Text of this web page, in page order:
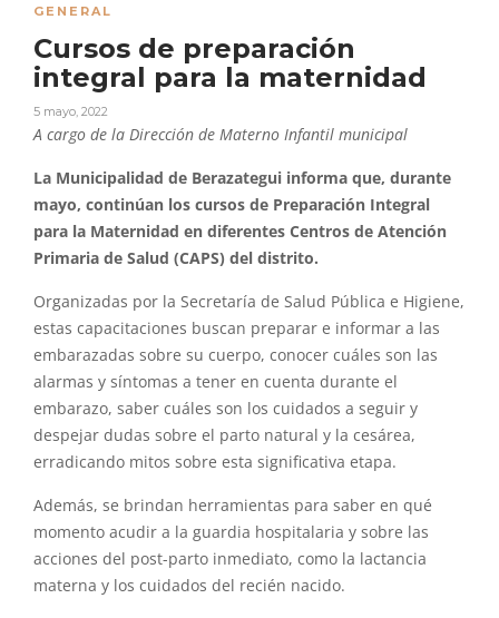
GENERAL
Cursos de preparación
integral para la maternidad
5 mayo, 2022
A cargo de la Dirección de Materno Infantil municipal
La Municipalidad de Berazategui informa que, durante
mayo, continúan los cursos de Preparación Integral
para la Maternidad en diferentes Centros de Atención
Primaria de Salud (CAPS) del distrito.
Organizadas por la Secretaría de Salud Pública e Higiene,
estas capacitaciones buscan preparar e informar a las
embarazadas sobre su cuerpo, conocer cuáles son las
alarmas y síntomas a tener en cuenta durante el
embarazo, saber cuáles son los cuidados a seguir y
despejar dudas sobre el parto natural y la cesárea,
erradicando mitos sobre esta significativa etapa.
Además, se brindan herramientas para saber en qué
momento acudir a la guardia hospitalaria y sobre las
acciones del post-parto inmediato, como la lactancia
materna y los cuidados del recién nacido.